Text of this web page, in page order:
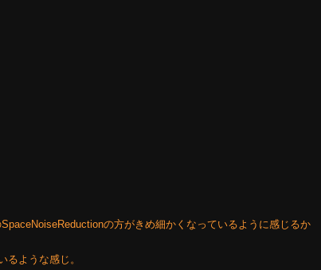
の方がきめ細かくなっているように感じるか
るような感じ。